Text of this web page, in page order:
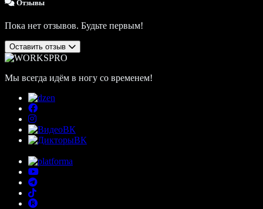
Отзывы
Пока нет отзывов. Будьте первым!
Оставить отзыв
Мы всегда идём в ногу со временем!